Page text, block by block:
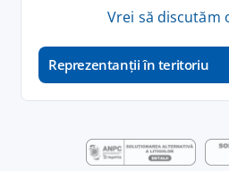
Vrei să discutăm
Reprezentanții în teritoriu